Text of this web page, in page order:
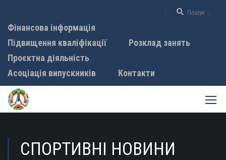
Фінансова інформація
Підвищення кваліфікації
Розклад занять
Проєктна діяльність
Асоціація випускників
Контакти
СПОРТИВНІ НОВИНИ